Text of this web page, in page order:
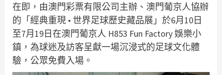
在即，由澳門彩票有限公司主辦、澳門葡京人協辦
的「經典重現 • 世界足球歷史藏品展」於6月10日
至7月19日在澳門葡京人 H853 Fun Factory 娛樂小
鎮，為球迷及訪客呈獻一場沉浸式的足球文化體
驗，公眾免費入場。